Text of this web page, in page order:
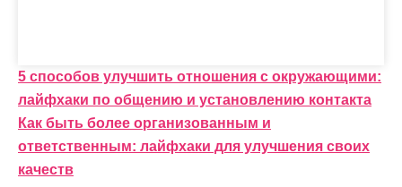
Н
а
в
5 способов улучшить отношения с окружающими:
лайфхаки по общению и установлению контакта
Как быть более организованным и
ответственным: лайфхаки для улучшения своих
качеств